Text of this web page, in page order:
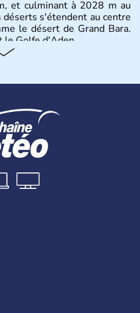
et culminant à 2028 m au
s'étendent au centre
le désert de Grand Bara.
le Golfe d'Aden.